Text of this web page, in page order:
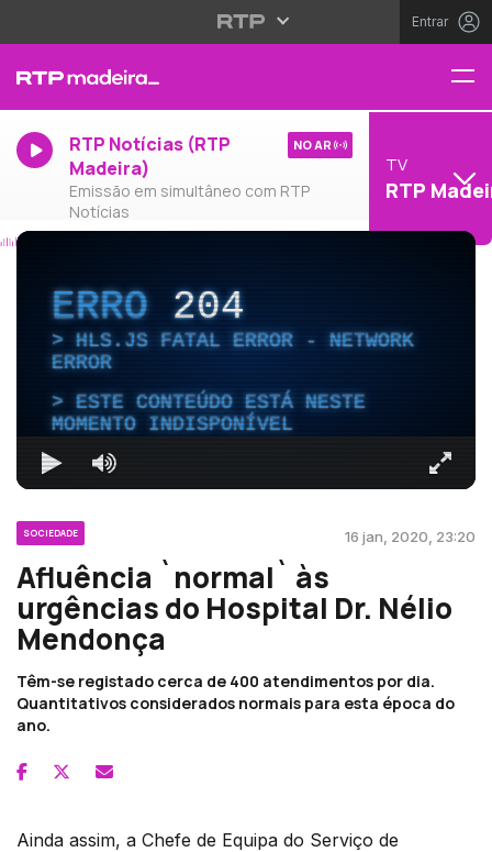
Entrar
RTP Notícias (RTP
Madeira)
Emissão em simultâneo com RTP
Notícias
NO AR
TV
RTP
ERRO204
HLS.JS FATAL ERROR - NETWORK
ERROR
ESTE CONTEÚDO ESTÁ NESTE
MOMENTO INDISPONÍVEL
SOCIEDADE 16 jan, 2020, 23:20
Afluência `normal` às
urgências do Hospital Dr. Nélio
Mendonça
Têm-se registado cerca de 400 atendimentos por dia.
Quantitativos considerados normais para esta época do
ano.
Ainda assim, a Chefe de Equipa do Serviço de